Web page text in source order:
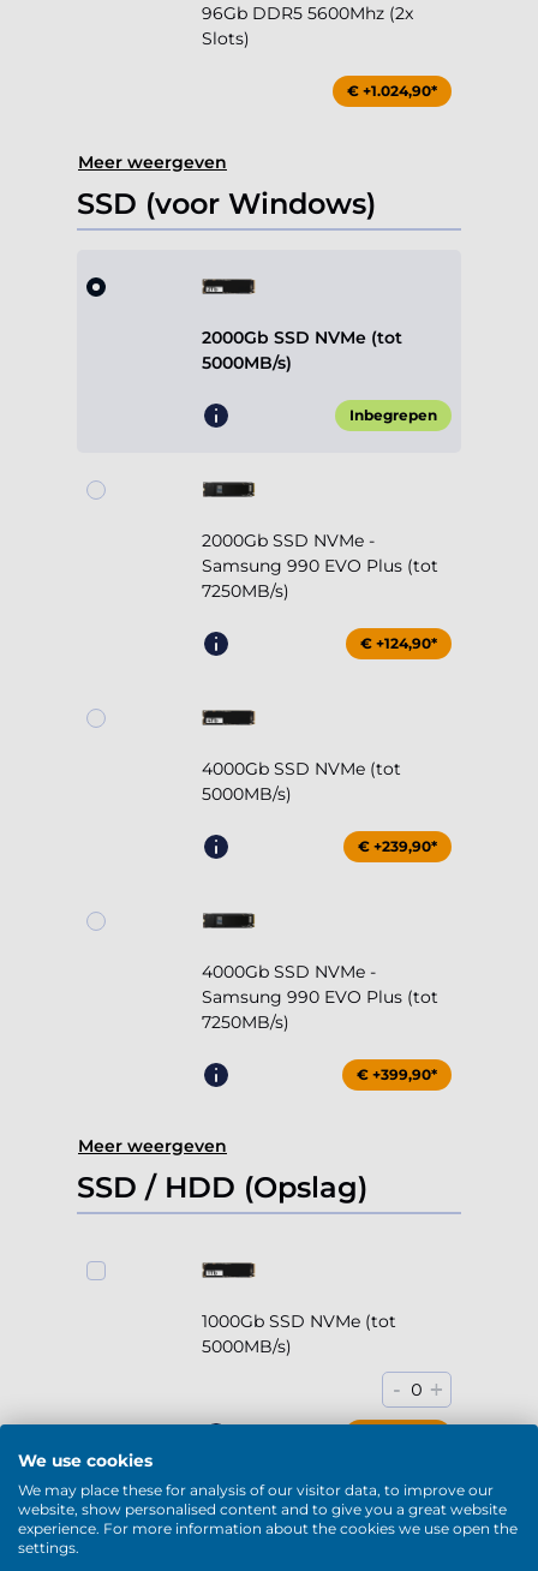
96Gb DDR5 5600Mhz (2x
Slots)
€ +1.024,90*
Meer weergeven
SSD (voor Windows)
2000Gb SSD NVMe (tot
5000MB/s)
Inbegrepen
2000Gb SSD NVMe -
Samsung 990 EVO Plus (tot
7250MB/s)
€ +124,90*
4000Gb SSD NVMe (tot
5000MB/s)
€ +239,90*
4000Gb SSD NVMe -
Samsung 990 EVO Plus (tot
7250MB/s)
€ +399,90*
Meer weergeven
SSD / HDD (Opslag)
1000Gb SSD NVMe (tot
5000MB/s)
- 0 +
We use cookies
We may place these for analysis of our visitor data, to improve our
website, show personalised content and to give you a great website
experience. For more information about the cookies we use open the
settings.